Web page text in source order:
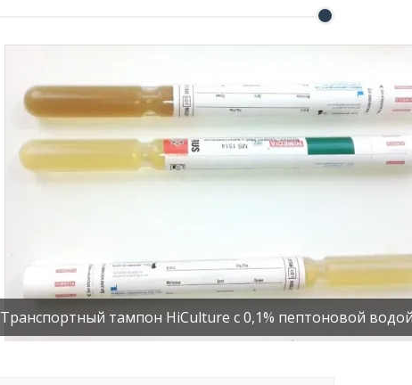
Транспортный тампон HiCulture с 0,1% пептоновой